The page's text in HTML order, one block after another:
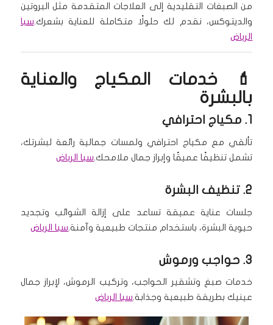
من الصبغات التقليدية إلى العلاجات المتقدمة مثل البروتين
والديتوكس، نقدم لك حلولًا متكاملة للعناية بشعرك.سبا
الرياض
💄 خدمات المكياج والعناية
بالبشرة
1. مكياج احترافي
تألقي مع مكياج احترافي ولمسات جمالية رائعة لبشرتك،
تشمل تنظيفًا عميقًا وإبراز جمال ملامحك.سبا الرياض
2. تنظيف البشرة
جلسات عناية عميقة تساعد على إزالة الشوائب وتجديد
حيوية البشرة، باستخدام منتجات طبيعية وآمنة.سبا الرياض
3. حواجب ورموش
خدمات صبغ وتشقير الحواجب، وتركيب الرموش، لإبراز جمال
عينيك بطريقة طبيعية وجذابة.سبا الرياض